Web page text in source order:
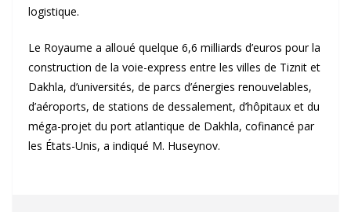
logistique.
Le Royaume a alloué quelque 6,6 milliards d’euros pour la
construction de la voie-express entre les villes de Tiznit et
Dakhla, d’universités, de parcs d’énergies renouvelables,
d’aéroports, de stations de dessalement, d’hôpitaux et du
méga-projet du port atlantique de Dakhla, cofinancé par
les États-Unis, a indiqué M. Huseynov.